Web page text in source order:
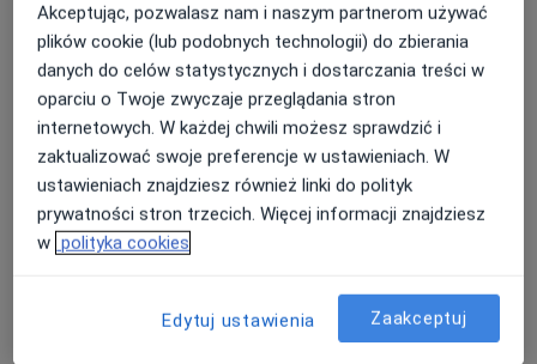
więcejO mnie
Zakres porad
Neurologopedia
Krótkie wędzidełko języka/ wargi
Psychosomatyczne zaburzenia mowy
Nieprawidłowa pozycja języka, warg i żuchwy
Główne obszary pomocy
Zaburzenia połykania
a11y_sr_more_diseases
Akceptując, pozwalasz nam i naszym partnerom używać
plików cookie (lub podobnych technologii) do zbierania
danych do celów statystycznych i dostarczania treści w
oparciu o Twoje zwyczaje przeglądania stron
internetowych. W każdej chwili możesz sprawdzić i
zaktualizować swoje preferencje w ustawieniach. W
ustawieniach znajdziesz również linki do polityk
prywatności stron trzecich. Więcej informacji znajdziesz
w polityka cookies
Edytuj ustawienia Zaakceptuj